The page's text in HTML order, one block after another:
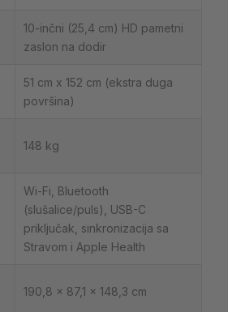
10-inčni (25,4 cm) HD pametni
zaslon na dodir
51 cm x 152 cm (ekstra duga
površina)
148 kg
Wi-Fi, Bluetooth
(slušalice/puls), USB-C
priključak, sinkronizacija sa
Stravom i Apple Health
190,8 x 87,1 x 148,3 cm